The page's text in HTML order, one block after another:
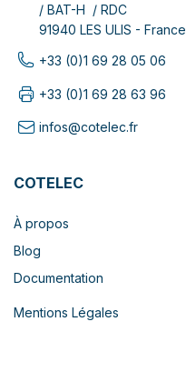
/ BAT-H / RDC
91940 LES ULIS - France
+33 (0)1 69 28 05 06
+33 (0)1 69 28 63 96
infos@cotelec.fr
COTELEC
À propos
Blog
Documentation
Mentions Légales